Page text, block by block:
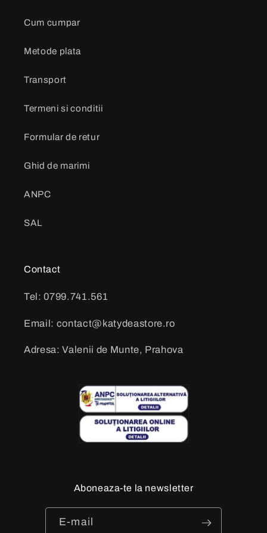
Cum cumpar
Metode plata
Transport
Termeni si conditii
Formular de retur
Ghid de marimi
ANPC
SAL
Contact
Tel: 0799.741.561
Email: contact@katydeastore.ro
Adresa: Valenii de Munte, Prahova
Aboneaza-te la newsletter
E-mail